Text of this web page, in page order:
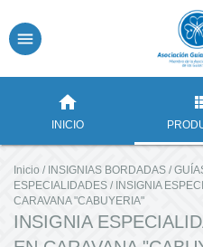
INICIO
Inicio / INSIGNIAS BORDADAS /
ESPECIALIDADES / INSIGNIA
CARAVANA "CABUYERIA"
INSIGNIA